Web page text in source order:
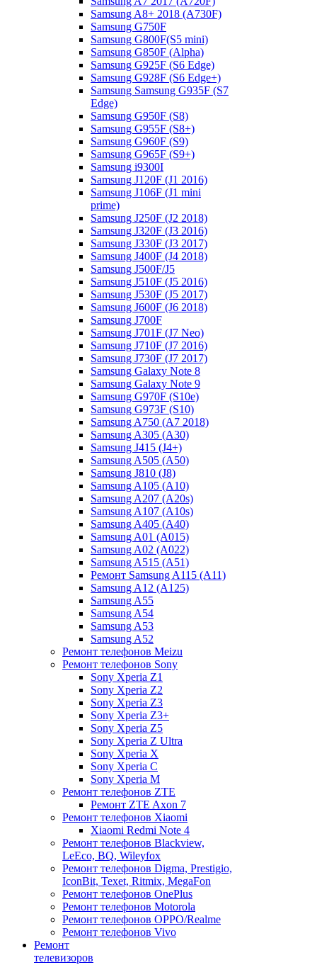
Samsung A8+ 2018 (A730F)
Samsung G750F
Samsung G800F(S5 mini)
Samsung G850F (Alpha)
Samsung G925F (S6 Edge)
Samsung G928F (S6 Edge+)
Samsung Samsung G935F (S7
Edge)
Samsung G950F (S8)
Samsung G955F (S8+)
Samsung G960F (S9)
Samsung G965F (S9+)
Samsung i9300I
Samsung J120F (J1 2016)
Samsung J106F (J1 mini
prime)
Samsung J250F (J2 2018)
Samsung J320F (J3 2016)
Samsung J330F (J3 2017)
Samsung J400F (J4 2018)
Samsung J500F/J5
Samsung J510F (J5 2016)
Samsung J530F (J5 2017)
Samsung J600F (J6 2018)
Samsung J700F
Samsung J701F (J7 Neo)
Samsung J710F (J7 2016)
Samsung J730F (J7 2017)
Samsung Galaxy Note 8
Samsung Galaxy Note 9
Samsung G970F (S10e)
Samsung G973F (S10)
Samsung A750 (A7 2018)
Samsung A305 (A30)
Samsung J415 (J4+)
Samsung A505 (A50)
Samsung J810 (J8)
Samsung A105 (A10)
Samsung A207 (A20s)
Samsung A107 (A10s)
Samsung A405 (A40)
Samsung A01 (A015)
Samsung A02 (A022)
Samsung A515 (A51)
Ремонт Samsung A115 (A11)
Samsung A12 (A125)
Samsung A55
Samsung A54
Samsung A53
Samsung A52
Ремонт телефонов Meizu
Ремонт телефонов Sony
Sony Xperia Z1
Sony Xperia Z2
Sony Xperia Z3
Sony Xperia Z3+
Sony Xperia Z5
Sony Xperia Z Ultra
Sony Xperia X
Sony Xperia C
Sony Xperia M
Ремонт телефонов ZTE
Ремонт ZTE Axon 7
Ремонт телефонов Xiaomi
Xiaomi Redmi Note 4
Ремонт телефонов Blackview,
LeEco, BQ, Wileyfox
Ремонт телефонов Digma, Prestigio,
IconBit, Texet, Ritmix, MegaFon
Ремонт телефонов OnePlus
Ремонт телефонов Motorola
Ремонт телефонов OPPO/Realme
Ремонт телефонов Vivo
Ремонт
телевизоров